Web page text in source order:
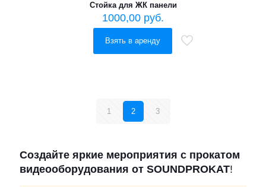
Стойка для ЖК панели
1000,00 руб.
Взять в аренду
1 2 3
Создайте яркие мероприятия с прокатом
видеооборудования от SOUNDPROKAT!